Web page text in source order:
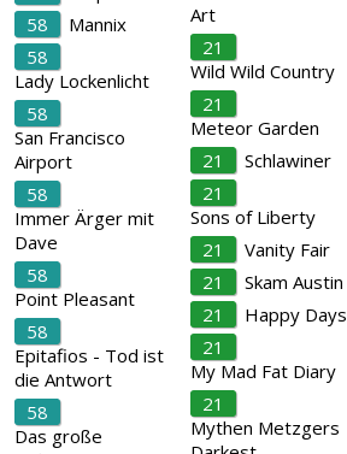
58
Mannix
58
Lady Lockenlicht
58
San Francisco
Airport
58
Immer Ärger mit
Dave
58
Point Pleasant
58
Epitafios - Tod ist
die Antwort
58
Das große
Art
21
Wild Wild Country
21
Meteor Garden
21
Schlawiner
21
Sons of Liberty
21
Vanity Fair
21
Skam Austin
21
Happy Days
21
My Mad Fat Diary
21
Mythen Metzgers